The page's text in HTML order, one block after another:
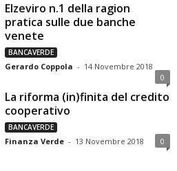
Elzeviro n.1 della ragion
pratica sulle due banche
venete
BANCAVERDE
Gerardo Coppola - 14 Novembre 2018
0
La riforma (in)finita del credito
cooperativo
BANCAVERDE
Finanza Verde - 13 Novembre 2018 0